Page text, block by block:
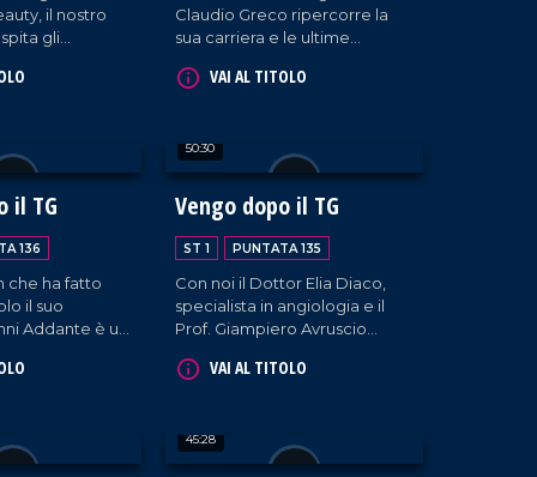
il nostro
gli
e Veronica
Vibo
dal CEO
Claudio Greco ripercorre la
sua carriera e le ultime
quanto maestro di moda. E
VAI AL TITOLO
il TG
136
che ha fatto
il suo
Addante è un
in tutto
mestiere
il libro scritto
50:30
Vengo dopo il TG
ST 1 PUNTATA 135
Con noi il Dottor Elia Diaco,
specialista in angiologia e il
Prof. Giampiero Avruscio
- THE EXPERIENCES".
Carlo, Patron del celebre
Cantagiro.
VAI AL TITOLO
45:28